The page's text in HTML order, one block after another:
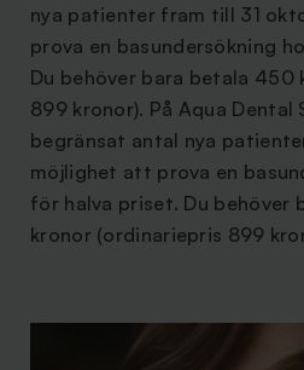
nya patienter fram till 31
prova en basundersökning
Du behöver bara betala 450
899 kronor). På Aqua
begränsat antal nya
möjlighet att prova en
för halva priset. Du behöver
kronor (ordinariepris 899